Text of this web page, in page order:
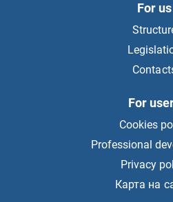
For us
For
Cookies
Professional
Privacy
Карта на